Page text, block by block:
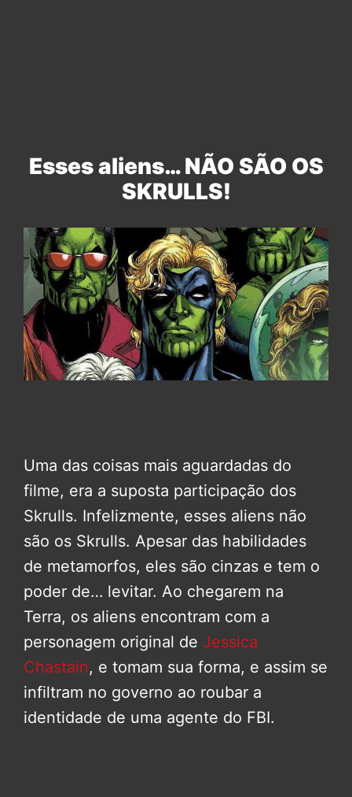
Esses aliens… NÃO SÃO OS
SKRULLS!
Uma das coisas mais aguardadas do
filme, era a suposta participação dos
Skrulls. Infelizmente, esses aliens não
são os Skrulls. Apesar das habilidades
de metamorfos, eles são cinzas e tem o
poder de… levitar. Ao chegarem na
Terra, os aliens encontram com a
personagem original de Jessica
Chastain, e tomam sua forma, e assim se
infiltram no governo ao roubar a
identidade de uma agente do FBI.